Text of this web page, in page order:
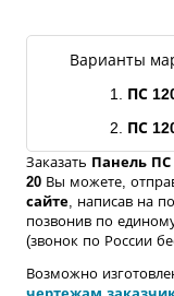
Варианты
1. ПС
2.
ПС
Заказать Панель ПС
20 Вы можете,
сайте, написав на
позвонив по
(звонок по России
Возможно